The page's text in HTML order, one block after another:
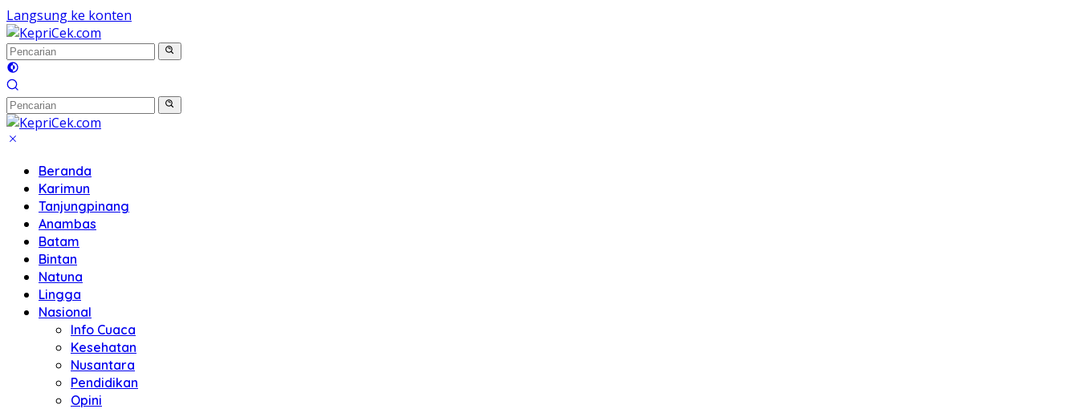
Langsung ke konten
Beranda
Karimun
Tanjungpinang
Anambas
Batam
Bintan
Natuna
Lingga
Nasional
Info Cuaca
Kesehatan
Nusantara
Pendidikan
Opini